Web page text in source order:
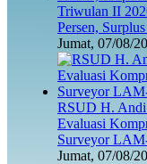
Triwulan II
Persen,
Jumat, 07/08/
RSUD H. Andi
Evaluasi
Surveyor
Jumat, 07/08/